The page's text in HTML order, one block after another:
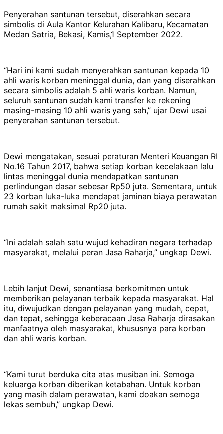
Penyerahan santunan tersebut, diserahkan secara
simbolis di Aula Kantor Kelurahan Kalibaru, Kecamatan
Medan Satria, Bekasi, Kamis,1 September 2022.
“Hari ini kami sudah menyerahkan santunan kepada 10
ahli waris korban meninggal dunia, dan yang diserahkan
secara simbolis adalah 5 ahli waris korban. Namun,
seluruh santunan sudah kami transfer ke rekening
masing-masing 10 ahli waris yang sah,” ujar Dewi usai
penyerahan santunan tersebut.
Dewi mengatakan, sesuai peraturan Menteri Keuangan RI
No.16 Tahun 2017, bahwa setiap korban kecelakaan lalu
lintas meninggal dunia mendapatkan santunan
perlindungan dasar sebesar Rp50 juta. Sementara, untuk
23 korban luka-luka mendapat jaminan biaya perawatan
rumah sakit maksimal Rp20 juta.
“Ini adalah salah satu wujud kehadiran negara terhadap
masyarakat, melalui peran Jasa Raharja,” ungkap Dewi.
Lebih lanjut Dewi, senantiasa berkomitmen untuk
memberikan pelayanan terbaik kepada masyarakat. Hal
itu, diwujudkan dengan pelayanan yang mudah, cepat,
dan tepat, sehingga keberadaan Jasa Raharja dirasakan
manfaatnya oleh masyarakat, khususnya para korban
dan ahli waris korban.
“Kami turut berduka cita atas musiban ini. Semoga
keluarga korban diberikan ketabahan. Untuk korban
yang masih dalam perawatan, kami doakan semoga
lekas sembuh,” ungkap Dewi.